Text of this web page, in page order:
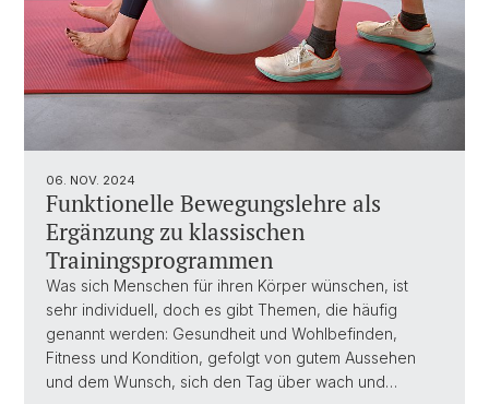
06. NOV. 2024
Funktionelle Bewegungslehre als
Ergänzung zu klassischen
Trainingsprogrammen
Was sich Menschen für ihren Körper wünschen, ist
sehr individuell, doch es gibt Themen, die häufig
genannt werden: Gesundheit und Wohlbefinden,
Fitness und Kondition, gefolgt von gutem Aussehen
und dem Wunsch, sich den Tag über wach und…